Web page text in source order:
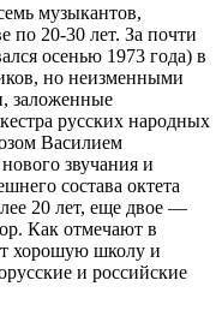
музыкантов,
по 20-30 лет. За почти
осенью 1973 года) в
но неизменными
заложенные
русских народных
Василием
звучания и
состава октета
20 лет, еще двое —
Как отмечают в
хорошую школу и
и российские